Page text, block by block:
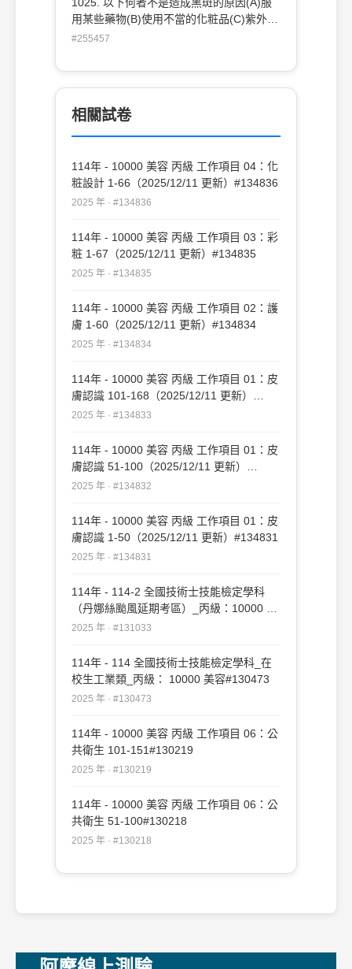
用某些藥物(B)使用不當的化粧品(C)紫外線
照射(D)肝功能不良。
#255457
相關試卷
114年 - 10000 美容 丙級 工作項目 04：化
粧設計 1-66（2025/12/11 更新）#134836
2025 年 · #134836
114年 - 10000 美容 丙級 工作項目 03：彩
粧 1-67（2025/12/11 更新）#134835
2025 年 · #134835
114年 - 10000 美容 丙級 工作項目 02：護
膚 1-60（2025/12/11 更新）#134834
2025 年 · #134834
114年 - 10000 美容 丙級 工作項目 01：皮
膚認識 101-168（2025/12/11 更新）
#134833
2025 年 · #134833
114年 - 10000 美容 丙級 工作項目 01：皮
膚認識 51-100（2025/12/11 更新）
#134832
2025 年 · #134832
114年 - 10000 美容 丙級 工作項目 01：皮
膚認識 1-50（2025/12/11 更新）#134831
2025 年 · #134831
114年 - 114-2 全國技術士技能檢定學科
（丹娜絲颱風延期考區）_丙級：10000 美
容#131033
2025 年 · #131033
114年 - 114 全國技術士技能檢定學科_在
校生工業類_丙級： 10000 美容#130473
2025 年 · #130473
114年 - 10000 美容 丙級 工作項目 06：公
共衛生 101-151#130219
2025 年 · #130219
114年 - 10000 美容 丙級 工作項目 06：公
共衛生 51-100#130218
2025 年 · #130218